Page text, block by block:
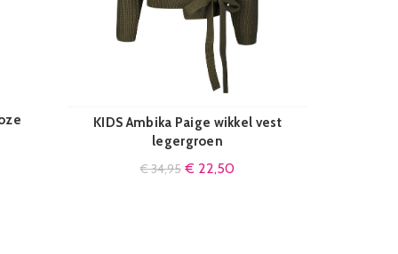
QUICK SHOP
KIDS Ambika Paige wikkel vest
legergroen
€34,95 € 22,50